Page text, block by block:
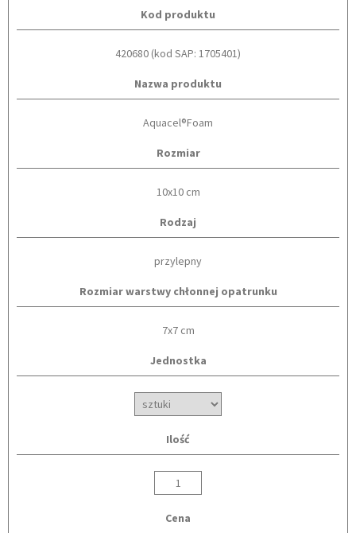
Kod produktu
420680 (kod SAP: 1705401)
Nazwa produktu
Aquacel®Foam
Rozmiar
10x10 cm
Rodzaj
przylepny
Rozmiar warstwy chłonnej opatrunku
7x7 cm
Jednostka
Ilość
Cena